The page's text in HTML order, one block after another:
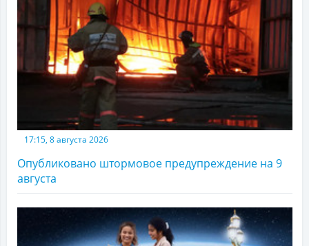
17:15, 8 августа 2026
Опубликовано штормовое предупреждение на 9
августа